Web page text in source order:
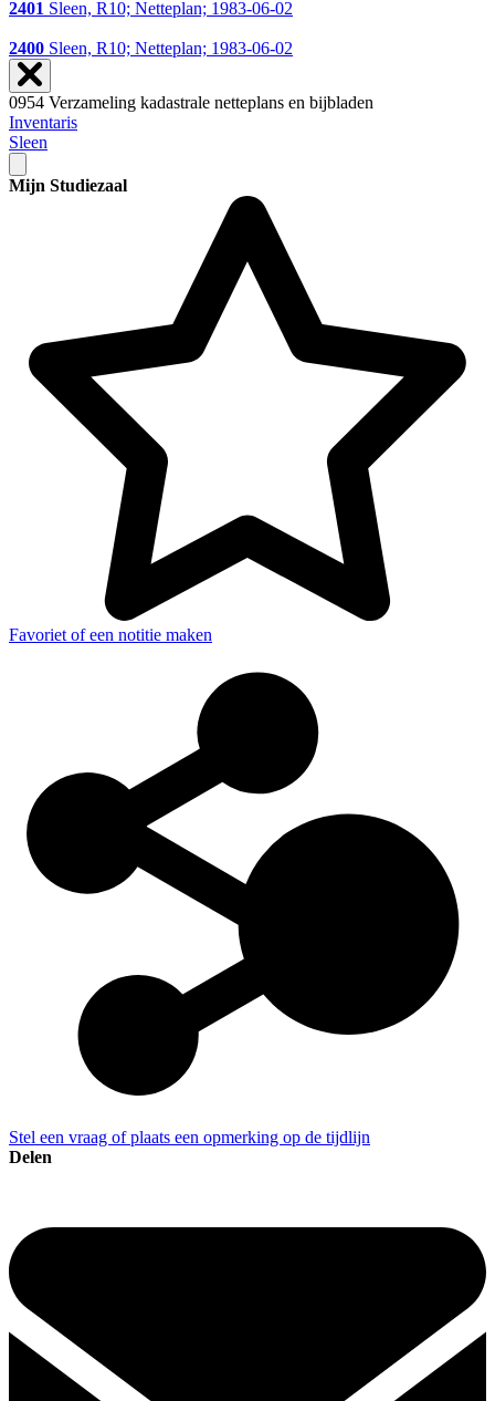
2401 Sleen, R10; Netteplan; 1983-06-02
2400 Sleen, R10; Netteplan; 1983-06-02
0954 Verzameling kadastrale netteplans en bijbladen
Inventaris
Sleen
Mijn Studiezaal
Favoriet of een notitie maken
Stel een vraag of plaats een opmerking op de tijdlijn
Delen